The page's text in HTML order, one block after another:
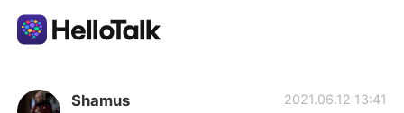
App di scambio linguistico
Shamus 2021.06.12 13:41